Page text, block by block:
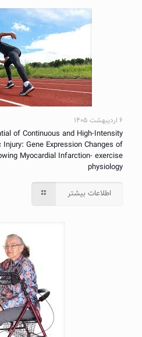
۶ اردیبهشت ۱۴۰۵
of Continuous and High-Intensity
Gene Expression Changes of
Myocardial Infarction- exercise
physiology
اطلاعات بیشتر